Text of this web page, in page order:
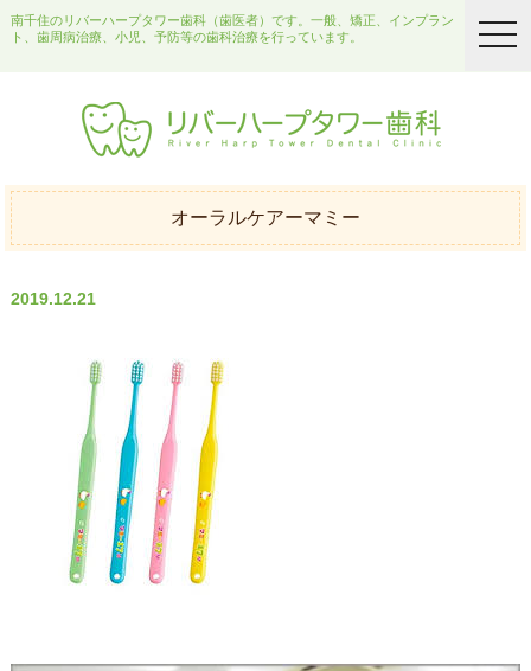
南千住のリバーハープタワー歯科（歯医者）です。一般、矯正、インプラン
ト、歯周病治療、小児、予防等の歯科治療を行っています。
オーラルケアーマミー
2019.12.21